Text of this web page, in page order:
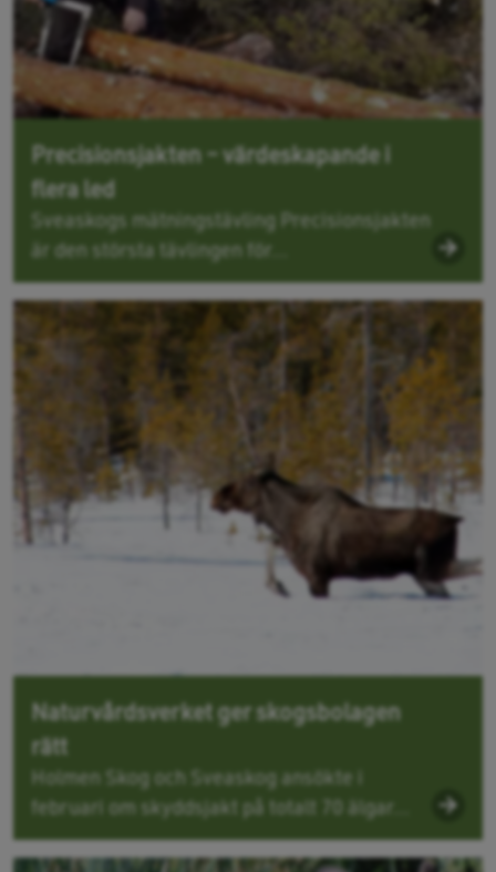
Precisionsjakten – värdeskapande i
flera led
Sveaskogs mätningstävling Precisionsjakten
är den största tävlingen för...
Naturvårdsverket ger skogsbolagen
rätt
Holmen Skog och Sveaskog ansökte i
februari om skyddsjakt på totalt 70 älgar...